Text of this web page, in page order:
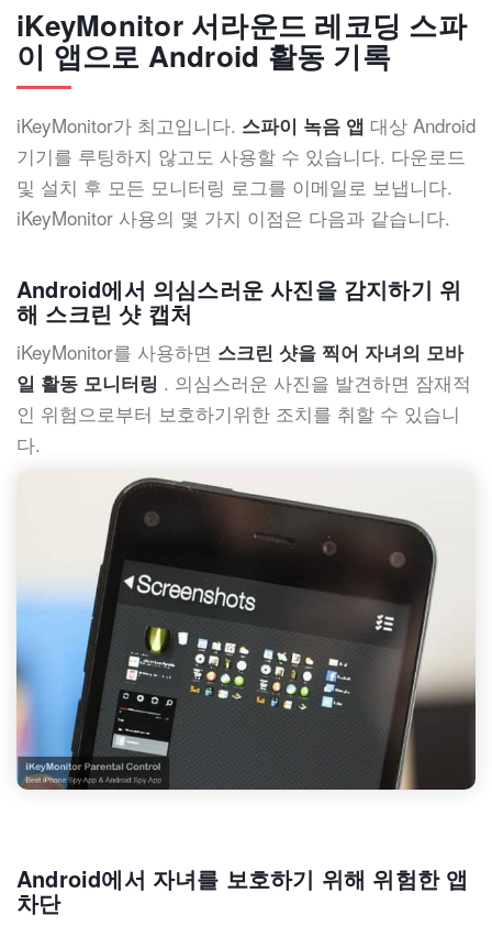
iKeyMonitor 서라운드 레코딩 스파
이 앱으로 Android 활동 기록
iKeyMonitor가 최고입니다. 스파이 녹음 앱 대상 Android
기기를 루팅하지 않고도 사용할 수 있습니다. 다운로드
및 설치 후 모든 모니터링 로그를 이메일로 보냅니다.
iKeyMonitor 사용의 몇 가지 이점은 다음과 같습니다.
Android에서 의심스러운 사진을 감지하기 위
해 스크린 샷 캡처
iKeyMonitor를 사용하면 스크린 샷을 찍어 자녀의 모바
일 활동 모니터링 . 의심스러운 사진을 발견하면 잠재적
인 위험으로부터 보호하기위한 조치를 취할 수 있습니
다.
Android에서 자녀를 보호하기 위해 위험한 앱
차단